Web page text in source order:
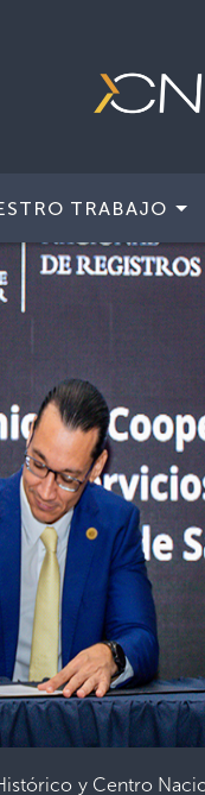
TRABAJO
y Centro